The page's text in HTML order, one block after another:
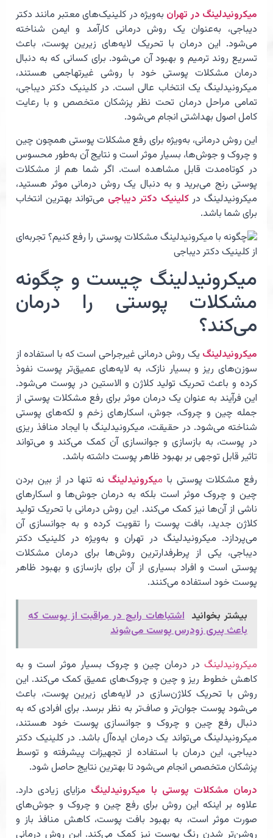
میکرونیدلینگ در تهران به‌ویژه در کلینیک‌های معتبر مانند دکتر
دیباجی، به‌عنوان یک روش درمانی کارآمد و ایمن شناخته
می‌شود. این درمان با تحریک لایه‌های زیرین پوست، باعث
تسریع روند ترمیم و بهبود آن می‌شود. برای کسانی که به دنبال
درمان مشکلات پوستی خود با روشی غیرتهاجمی هستند،
میکرونیدلینگ یک انتخاب عالی است. در کلینیک دکتر دیباجی،
تمامی مراحل درمان تحت نظر پزشکان متخصص و با رعایت
کامل اصول بهداشتی انجام می‌شود.
این روش درمانی، به‌ویژه برای رفع مشکلات پوستی همچون چین
و چروک و جوش‌ها، بسیار موثر است و نتایج آن به‌طور محسوس
در کوتاه‌مدت قابل مشاهده است. اگر شما هم از مشکلات
پوستی رنج می‌برید و به دنبال یک روش درمانی موثر هستید،
میکرونیدلینگ درکلینیک دکتر دیباجی می‌تواند بهترین انتخاب
برای شما باشد.
میکرونیدلینگ چیست و چگونه
مشکلات پوستی را درمان
می‌کند؟
میکرونیدلینگ یک روش درمانی غیرجراحی است که با استفاده از
سوزن‌های ریز و بسیار نازک، به لایه‌های عمیق‌تر پوست نفوذ
کرده و باعث تحریک تولید کلاژن و الاستین در پوست می‌شود.
این فرآیند به عنوان یک درمان موثر برای رفع مشکلات پوستی از
جمله چین و چروک، جوش، اسکارهای زخم و لکه‌های پوستی
شناخته می‌شود. در حقیقت، میکرونیدلینگ با ایجاد منافذ ریزی
در پوست، به بازسازی و جوانسازی آن کمک می‌کند و می‌تواند
تاثیر قابل توجهی بر بهبود ظاهر پوست داشته باشد.
رفع مشکلات پوستی با میکرونیدلینگ نه تنها در از بین بردن
چین و چروک موثر است بلکه به درمان جوش‌ها و اسکارهای
ناشی از آن‌ها نیز کمک می‌کند. این روش درمانی با تحریک تولید
کلاژن جدید، بافت پوست را تقویت کرده و به جوانسازی آن
می‌پردازد. میکرونیدلینگ در تهران و به‌ویژه در کلینیک دکتر
دیباجی، یکی از پرطرفدارترین روش‌ها برای درمان مشکلات
پوستی است و افراد بسیاری از آن برای بازسازی و بهبود ظاهر
پوست خود استفاده می‌کنند.
بیشتر بخوانید اشتباهات رایج در مراقبت از پوست که
باعث پیری زودرس پوست می‌شوند
میکرونیدلینگ در درمان چین و چروک بسیار موثر است و به
کاهش خطوط ریز و چین و چروک‌های عمیق کمک می‌کند. این
روش با تحریک کلاژن‌سازی در لایه‌های زیرین پوست، باعث
می‌شود پوست جوان‌تر و صاف‌تر به نظر برسد. برای افرادی که به
دنبال رفع چین و چروک و جوانسازی پوست خود هستند،
میکرونیدلینگ می‌تواند یک درمان ایده‌آل باشد. در کلینیک دکتر
دیباجی، این درمان با استفاده از تجهیزات پیشرفته و توسط
پزشکان متخصص انجام می‌شود تا بهترین نتایج حاصل شود.
درمان مشکلات پوستی با میکرونیدلینگ مزایای زیادی دارد.
علاوه بر اینکه این روش برای رفع چین و چروک و جوش‌های
صورت موثر است، به بهبود بافت پوست، کاهش منافذ باز و
روشن‌تر شدن رنگ پوست نیز کمک می‌کند. این روش درمانی